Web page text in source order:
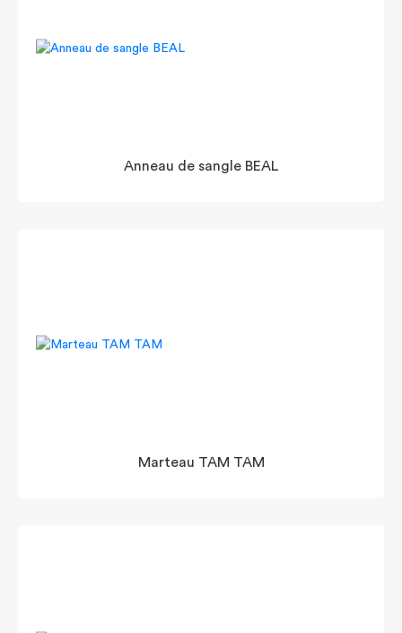
Anneau de sangle BEAL
Marteau TAM TAM